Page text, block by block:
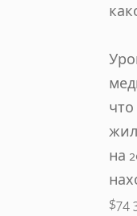
на
$74